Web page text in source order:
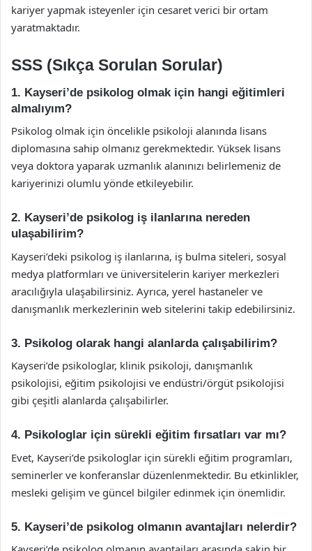
kariyer yapmak isteyenler için cesaret verici bir ortam
yaratmaktadır.
SSS (Sıkça Sorulan Sorular)
1. Kayseri’de psikolog olmak için hangi eğitimleri
almalıyım?
Psikolog olmak için öncelikle psikoloji alanında lisans
diplomasına sahip olmanız gerekmektedir. Yüksek lisans
veya doktora yaparak uzmanlık alanınızı belirlemeniz de
kariyerinizi olumlu yönde etkileyebilir.
2. Kayseri’de psikolog iş ilanlarına nereden
ulaşabilirim?
Kayseri’deki psikolog iş ilanlarına, iş bulma siteleri, sosyal
medya platformları ve üniversitelerin kariyer merkezleri
aracılığıyla ulaşabilirsiniz. Ayrıca, yerel hastaneler ve
danışmanlık merkezlerinin web sitelerini takip edebilirsiniz.
3. Psikolog olarak hangi alanlarda çalışabilirim?
Kayseri’de psikologlar, klinik psikoloji, danışmanlık
psikolojisi, eğitim psikolojisi ve endüstri/örgüt psikolojisi
gibi çeşitli alanlarda çalışabilirler.
4. Psikologlar için sürekli eğitim fırsatları var mı?
Evet, Kayseri’de psikologlar için sürekli eğitim programları,
seminerler ve konferanslar düzenlenmektedir. Bu etkinlikler,
mesleki gelişim ve güncel bilgiler edinmek için önemlidir.
5. Kayseri’de psikolog olmanın avantajları nelerdir?